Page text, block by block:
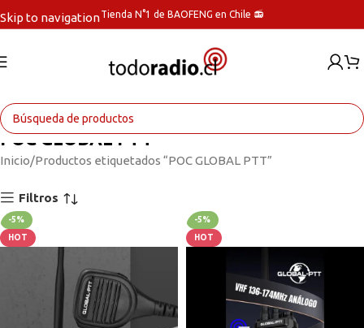
Skip to navigationTienda N°1 de BAOFENG en Chile 📻
POC GLOBAL PTT
Inicio Productos etiquetados “POC GLOBAL PTT”
Filtros
-5%
HOT
-5%
HOT